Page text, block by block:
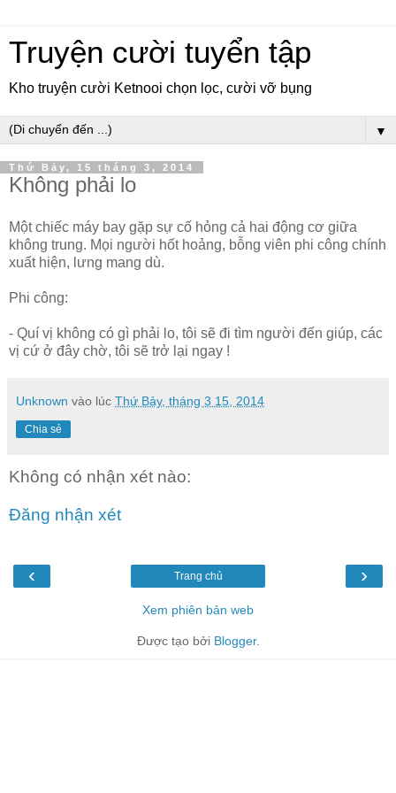
Truyện cười tuyển tập
Kho truyện cười Ketnooi chọn lọc, cười vỡ bụng
▼
Thứ Bảy, 15 tháng 3, 2014
Không phải lo
Một chiếc máy bay gặp sự cố hỏng cả hai động cơ giữa
không trung. Mọi người hốt hoảng, bỗng viên phi công chính
xuất hiện, lưng mang dù.
Phi công:
- Quí vị không có gì phải lo, tôi sẽ đi tìm người đến giúp, các
vị cứ ở đây chờ, tôi sẽ trở lại ngay !
Unknown vào lúc Thứ Bảy, tháng 3 15, 2014
Chia sẻ
Không có nhận xét nào:
Đăng nhận xét
‹ ›
Trang chủ
Xem phiên bản web
Được tạo bởi Blogger.